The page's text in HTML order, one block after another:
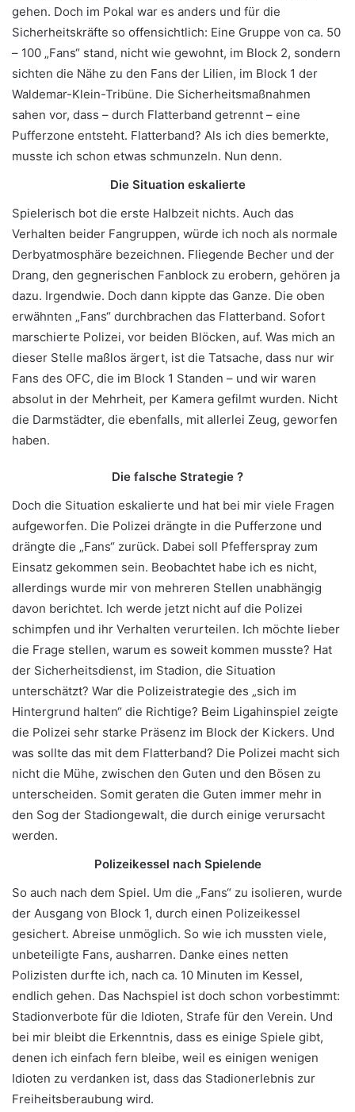
gehen. Doch im Pokal war es anders und für die
Sicherheitskräfte so offensichtlich: Eine Gruppe von ca. 50
– 100 „Fans“ stand, nicht wie gewohnt, im Block 2, sondern
sichten die Nähe zu den Fans der Lilien, im Block 1 der
Waldemar-Klein-Tribüne. Die Sicherheitsmaßnahmen
sahen vor, dass – durch Flatterband getrennt – eine
Pufferzone entsteht. Flatterband? Als ich dies bemerkte,
musste ich schon etwas schmunzeln. Nun denn.
Die Situation eskalierte
Spielerisch bot die erste Halbzeit nichts. Auch das
Verhalten beider Fangruppen, würde ich noch als normale
Derbyatmosphäre bezeichnen. Fliegende Becher und der
Drang, den gegnerischen Fanblock zu erobern, gehören ja
dazu. Irgendwie. Doch dann kippte das Ganze. Die oben
erwähnten „Fans“ durchbrachen das Flatterband. Sofort
marschierte Polizei, vor beiden Blöcken, auf. Was mich an
dieser Stelle maßlos ärgert, ist die Tatsache, dass nur wir
Fans des OFC, die im Block 1 Standen – und wir waren
absolut in der Mehrheit, per Kamera gefilmt wurden. Nicht
die Darmstädter, die ebenfalls, mit allerlei Zeug, geworfen
haben.
Die falsche Strategie ?
Doch die Situation eskalierte und hat bei mir viele Fragen
aufgeworfen. Die Polizei drängte in die Pufferzone und
drängte die „Fans“ zurück. Dabei soll Pfefferspray zum
Einsatz gekommen sein. Beobachtet habe ich es nicht,
allerdings wurde mir von mehreren Stellen unabhängig
davon berichtet. Ich werde jetzt nicht auf die Polizei
schimpfen und ihr Verhalten verurteilen. Ich möchte lieber
die Frage stellen, warum es soweit kommen musste? Hat
der Sicherheitsdienst, im Stadion, die Situation
unterschätzt? War die Polizeistrategie des „sich im
Hintergrund halten“ die Richtige? Beim Ligahinspiel zeigte
die Polizei sehr starke Präsenz im Block der Kickers. Und
was sollte das mit dem Flatterband? Die Polizei macht sich
nicht die Mühe, zwischen den Guten und den Bösen zu
unterscheiden. Somit geraten die Guten immer mehr in
den Sog der Stadiongewalt, die durch einige verursacht
werden.
Polizeikessel nach Spielende
So auch nach dem Spiel. Um die „Fans“ zu isolieren, wurde
der Ausgang von Block 1, durch einen Polizeikessel
gesichert. Abreise unmöglich. So wie ich mussten viele,
unbeteiligte Fans, ausharren. Danke eines netten
Polizisten durfte ich, nach ca. 10 Minuten im Kessel,
endlich gehen. Das Nachspiel ist doch schon vorbestimmt:
Stadionverbote für die Idioten, Strafe für den Verein. Und
bei mir bleibt die Erkenntnis, dass es einige Spiele gibt,
denen ich einfach fern bleibe, weil es einigen wenigen
Idioten zu verdanken ist, dass das Stadionerlebnis zur
Freiheitsberaubung wird.